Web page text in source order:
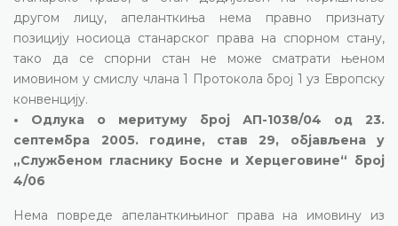
другом лицу, апеланткиња нема правно признату
позицију носиоца станарског права на спорном стану,
тако да се спорни стан не може сматрати њеном
имовином у смислу члана 1 Протокола број 1 уз Европску
конвенцију.
• Одлука о меритуму број АП-1038/04 од 23.
септембра 2005. године, став 29, објављена у
„Службеном гласнику Босне и Херцеговине“ број
4/06
Нема повреде апеланткињиног права на имовину из